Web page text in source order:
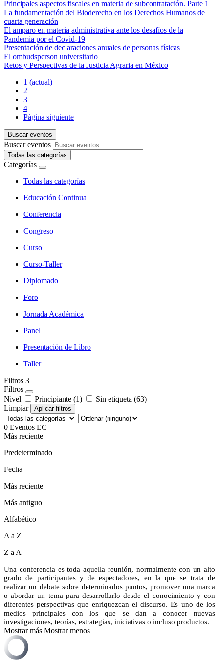
Principales aspectos fiscales en materia de subcontratación. Parte 1
La fundamentación del Bioderecho en los Derechos Humanos de
cuarta generación
El amparo en materia administrativa ante los desafíos de la
Pandemia por el Covid-19
Presentación de declaraciones anuales de personas físicas
El ombudsperson universitario
Retos y Perspectivas de la Justicia Agraria en México
1 (actual)
2
3
4
Página siguiente
Buscar eventos
Buscar eventos
Todas las categorías
Categorías
Todas las categorías
Educación Continua
Conferencia
Congreso
Curso
Curso-Taller
Diplomado
Foro
Jornada Académica
Panel
Presentación de Libro
Taller
Filtros 3
Filtros
Nivel
Principiante (1)
Sin etiqueta (63)
Limpiar
Aplicar filtros
0 Eventos EC
Más reciente
Predeterminado
Fecha
Más reciente
Más antiguo
Alfabético
A a Z
Z a A
Una conferencia es toda aquella reunión, normalmente con un alto
grado de participantes y de espectadores, en la que se trata de
realizar un debate sobre determinados puntos, promover una marca
o abordar un tema para desarrollarlo desde el conocimiento y con
diferentes perspectivas que enriquezcan el discurso. Es uno de los
medios principales con los que se dan a conocer nuevas
investigaciones, teorías, estrategias, iniciativas o incluso productos.
Mostrar más Mostrar menos